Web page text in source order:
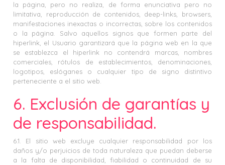
la página, pero no realiza, de forma enunciativa pero no
limitativa, reproducción de contenidos, deep-links, browsers,
manifestaciones inexactas o incorrectas, sobre los contenidos
o la página. Salvo aquellos signos que formen parte del
hiperlink, el Usuario garantizará que la página web en la que
se establezca el hiperlink no contendrá marcas, nombres
comerciales, rótulos de establecimientos, denominaciones,
logotipos, eslóganes o cualquier tipo de signo distintivo
perteneciente a el sitio web.
6. Exclusión de garantías y
de responsabilidad.
6.1. El sitio web excluye cualquier responsabilidad por los
daños y/o perjuicios de toda naturaleza que puedan deberse
a la falta de disponibilidad, fiabilidad o continuidad de su